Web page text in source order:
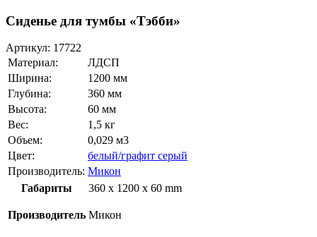
Сиденье для тумбы «Тэбби»
Артикул: 17722
Материал:
ЛДСП
Ширина:
1200 мм
Глубина:
360 мм
Высота:
60 мм
Вес:
1,5 кг
Объем:
0,029 м3
Цвет:
белый/графит серый
Производитель: Микон
Габариты
360 x 1200 x 60 mm
Производитель Микон